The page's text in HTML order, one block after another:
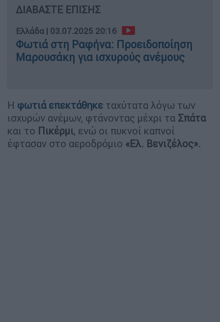
ΔΙΑΒΑΣΤΕ ΕΠΙΣΗΣ
Ελλάδα | 03.07.2025 20:16
Φωτιά στη Ραφήνα: Προειδοποίηση
Μαρουσάκη για ισχυρούς ανέμους
Η φωτιά επεκτάθηκε ταχύτατα λόγω των
ισχυρών ανέμων, φτάνοντας μέχρι τα Σπάτα
και το Πικέρμι, ενώ οι πυκνοί καπνοί
έφτασαν στο αεροδρόμιο «Ελ. Βενιζέλος».